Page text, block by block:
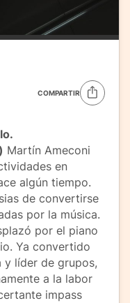
COMPARTIR
Martín Ameconi
en
algún tiempo.
de convertirse
por la música.
por el piano
Ya convertido
y líder de grupos,
a la labor
impass